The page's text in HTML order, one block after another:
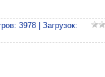
3978 | Загрузок: